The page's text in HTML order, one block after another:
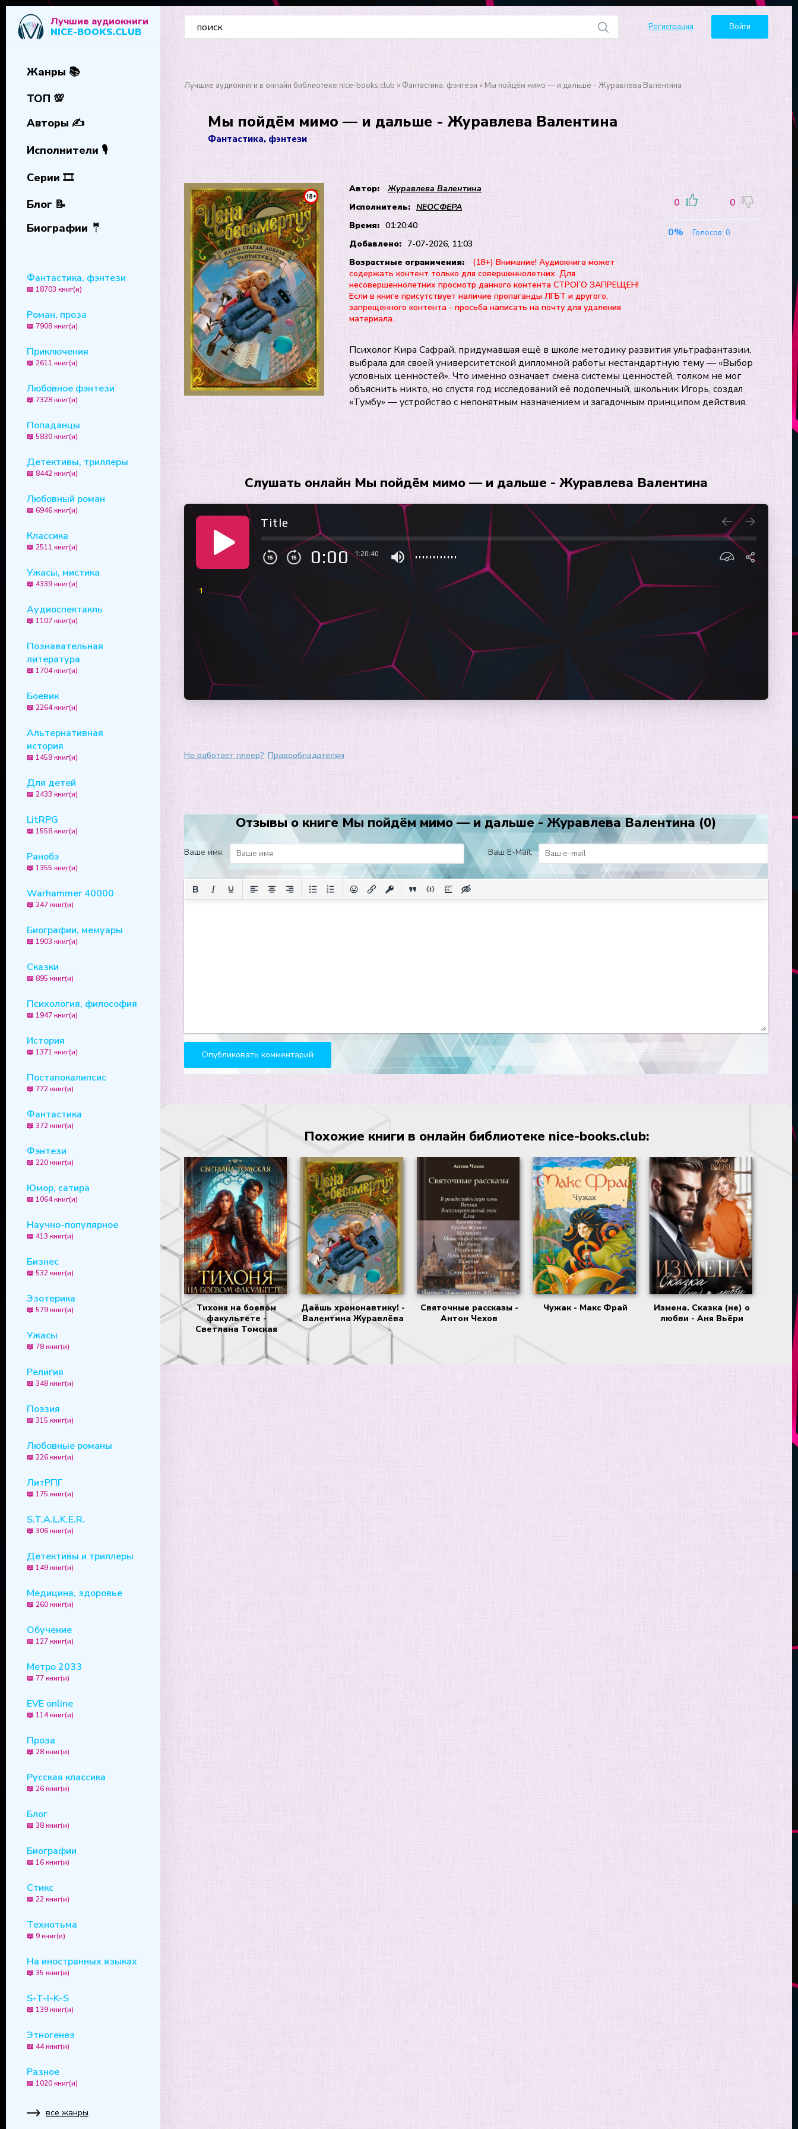
Лучшие аудиокниги
NICE-BOOKS.CLUB
Регистрация Войти
Жанры 📚
ТОП 💯
Авторы ✍️
Исполнители 🎙️
Серии 🎞️
Блог 📝
Биографии 🤵
Фантастика, фэнтези
📖 18703 книг(и)
Роман, проза
📖 7908 книг(и)
Приключения
📖 2611 книг(и)
Любовное фэнтези
📖 7328 книг(и)
Попаданцы
📖 5830 книг(и)
Детективы, триллеры
📖 8442 книг(и)
Любовный роман
📖 6946 книг(и)
Классика
📖 2511 книг(и)
Ужасы, мистика
📖 4339 книг(и)
Аудиоспектакль
📖 1107 книг(и)
Познавательная
литература
📖 1704 книг(и)
Боевик
📖 2264 книг(и)
Альтернативная
история
📖 1459 книг(и)
Для детей
📖 2433 книг(и)
LitRPG
📖 1558 книг(и)
Ранобэ
📖 1355 книг(и)
Warhammer 40000
📖 247 книг(и)
Биографии, мемуары
📖 1903 книг(и)
Сказки
📖 895 книг(и)
Психология, философия
📖 1947 книг(и)
История
📖 1371 книг(и)
Постапокалипсис
📖 772 книг(и)
Фантастика
📖 372 книг(и)
Фэнтези
📖 220 книг(и)
Юмор, сатира
📖 1064 книг(и)
Научно-популярное
📖 413 книг(и)
Бизнес
📖 532 книг(и)
Эзотерика
📖 579 книг(и)
Ужасы
📖 78 книг(и)
Религия
📖 348 книг(и)
Поэзия
📖 315 книг(и)
Любовные романы
📖 226 книг(и)
ЛитРПГ
📖 175 книг(и)
S.T.A.L.K.E.R.
📖 306 книг(и)
Детективы и триллеры
📖 149 книг(и)
Медицина, здоровье
📖 260 книг(и)
Обучение
📖 127 книг(и)
Метро 2033
📖 77 книг(и)
EVE online
📖 114 книг(и)
Проза
📖 28 книг(и)
Русская классика
📖 26 книг(и)
Блог
📖 38 книг(и)
Биографии
📖 16 книг(и)
Стикс
📖 22 книг(и)
Технотьма
📖 9 книг(и)
На иностранных языках
📖 35 книг(и)
S-T-I-K-S
📖 139 книг(и)
Этногенез
📖 44 книг(и)
Разное
📖 1020 книг(и)
все жанры
Лучшие аудиокниги в онлайн библиотеке nice-books.club » Фантастика, фэнтези » Мы пойдём мимо — и дальше - Журавлева Валентина
Мы пойдём мимо — и дальше - Журавлева Валентина
Фантастика, фэнтези
Автор:
Журавлева Валентина
Исполнитель: NEOСФЕРА
Время: 01:20:40
Добавлено: 7-07-2026, 11:03
Возрастные ограничения:
(18+) Внимание! Аудиокнига может
содержать контент только для совершеннолетних. Для
несовершеннолетних просмотр данного контента СТРОГО ЗАПРЕЩЕН!
Если в книге присутствует наличие пропаганды ЛГБТ и другого,
запрещенного контента - просьба написать на почту для удаления
материала.
0 0
0% Голосов: 0
Психолог Кира Сафрай, придумавшая ещё в школе методику развития ультрафантазии,
выбрала для своей университетской дипломной работы нестандартную тему — «Выбор
условных ценностей». Что именно означает смена системы ценностей, толком не мог
объяснить никто, но спустя год исследований её подопечный, школьник Игорь, создал
«Тумбу» — устройство с непонятным назначением и загадочным принципом действия.
Слушать онлайн Мы пойдём мимо — и дальше - Журавлева Валентина
Title
0:00 1:20:40
1
Не работает плеер? Правообладателям
Отзывы о книге Мы пойдём мимо — и дальше - Журавлева Валентина (0)
Ваше имя: Ваш E-Mail:
Похожие книги в онлайн библиотеке nice-books.club:
Тихоня на боевом
факультете -
Светлана Томская
Даёшь хрононавтику! -
Валентина Журавлёва
Святочные рассказы -
Антон Чехов
Чужак - Макс Фрай
Измена. Сказка (не) о
любви - Аня Вьёри